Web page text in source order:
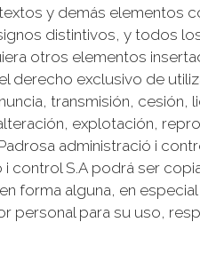
y demás elementos
distintivos, y todos
otros elementos
derecho exclusivo de
transmisión,
explotación,
administració i
i control S.A podrá ser
forma alguna, en
personal para su uso,